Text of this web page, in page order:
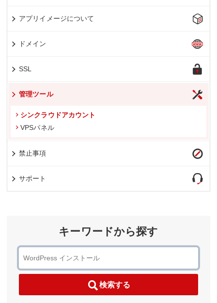
アプリイメージについて
ドメイン
SSL
管理ツール
シンクラウドアカウント
VPSパネル
禁止事項
サポート
キーワードから探す
検索する